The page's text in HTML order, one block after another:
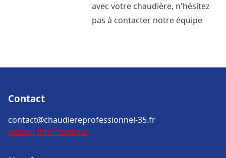
avec votre chaudière, n'hésitez
pas à contacter notre équipe
Contact
contact@chaudiereprofessionnel-35.fr
Accueil Informations